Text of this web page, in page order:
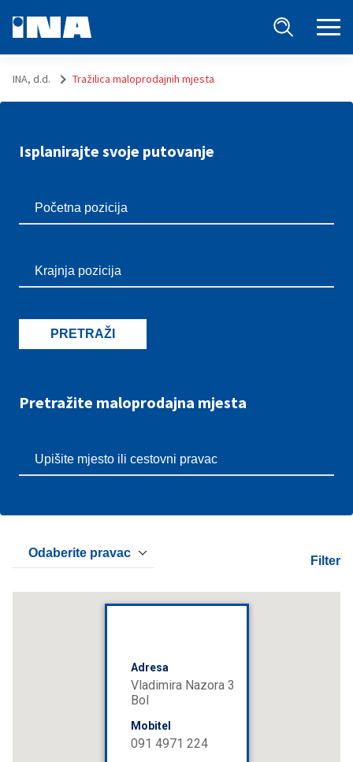
INA, d.d. Tražilica maloprodajnih mjesta
Pretražite maloprodajna mjesta
Isplanirajte svoje putovanje
PRETRAŽI
Odaberite pravac
Filter
Adresa
Vladimira Nazora 3
Bol
Mobitel
091 4971 224